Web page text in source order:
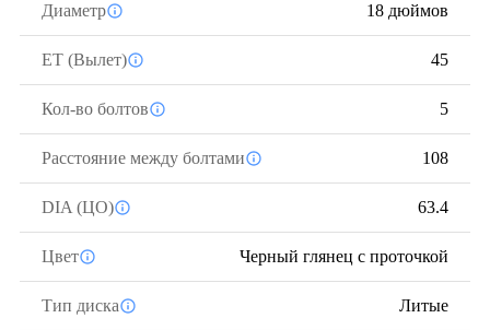
Диаметр 18 дюймов
ЕТ (Вылет) 45
Кол-во болтов 5
Расстояние между болтами 108
DIA (ЦО) 63.4
Цвет Черный глянец с проточкой
Тип диска Литые